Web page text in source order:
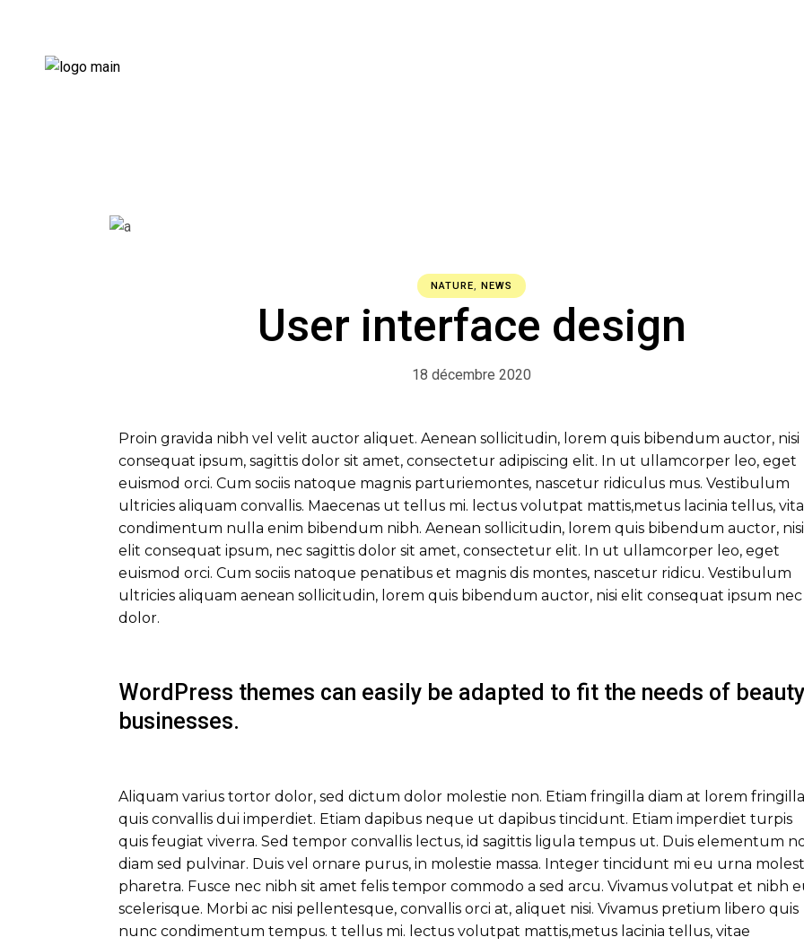
NATURE,NEWS
User interface design
18 décembre 2020
Proin gravida nibh vel velit auctor aliquet. Aenean sollicitudin, lorem quis bibendum auctor, nisi
consequat ipsum, sagittis dolor sit amet, consectetur adipiscing elit. In ut ullamcorper leo, eget
euismod orci. Cum sociis natoque magnis parturiemontes, nascetur ridiculus mus. Vestibulum
ultricies aliquam convallis. Maecenas ut tellus mi. lectus volutpat mattis,metus lacinia tellus,
condimentum nulla enim bibendum nibh. Aenean sollicitudin, lorem quis bibendum auctor, nisi
elit consequat ipsum, nec sagittis dolor sit amet, consectetur elit. In ut ullamcorper leo, eget
euismod orci. Cum sociis natoque penatibus et magnis dis montes, nascetur ridicu. Vestibulum
ultricies aliquam aenean sollicitudin, lorem quis bibendum auctor, nisi elit consequat ipsum nec
dolor.
WordPress themes can easily be adapted to fit the needs of beauty
businesses.
Aliquam varius tortor dolor, sed dictum dolor molestie non. Etiam fringilla diam at lorem
quis convallis dui imperdiet. Etiam dapibus neque ut dapibus tincidunt. Etiam imperdiet turpis
quis feugiat viverra. Sed tempor convallis lectus, id sagittis ligula tempus ut. Duis elementum
diam sed pulvinar. Duis vel ornare purus, in molestie massa. Integer tincidunt mi eu urna
pharetra. Fusce nec nibh sit amet felis tempor commodo a sed arcu. Vivamus volutpat et nibh
scelerisque. Morbi ac nisi pellentesque, convallis orci at, aliquet nisi. Vivamus pretium libero quis
nunc condimentum tempus. t tellus mi. lectus volutpat mattis,metus lacinia tellus, vitae